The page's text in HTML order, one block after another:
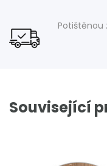
Potištěnou
Související